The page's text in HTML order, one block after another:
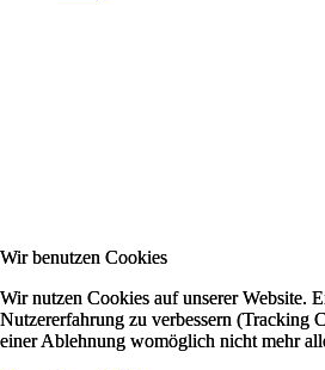
Wir benutzen Cookies
Wir nutzen Cookies auf unserer Website.
Nutzererfahrung zu verbessern (Tracking
einer Ablehnung womöglich nicht mehr
Wir benutzen Cookies
Wir nutzen Cookies auf unserer Website.
Nutzererfahrung zu verbessern (Tracking
einer Ablehnung womöglich nicht mehr